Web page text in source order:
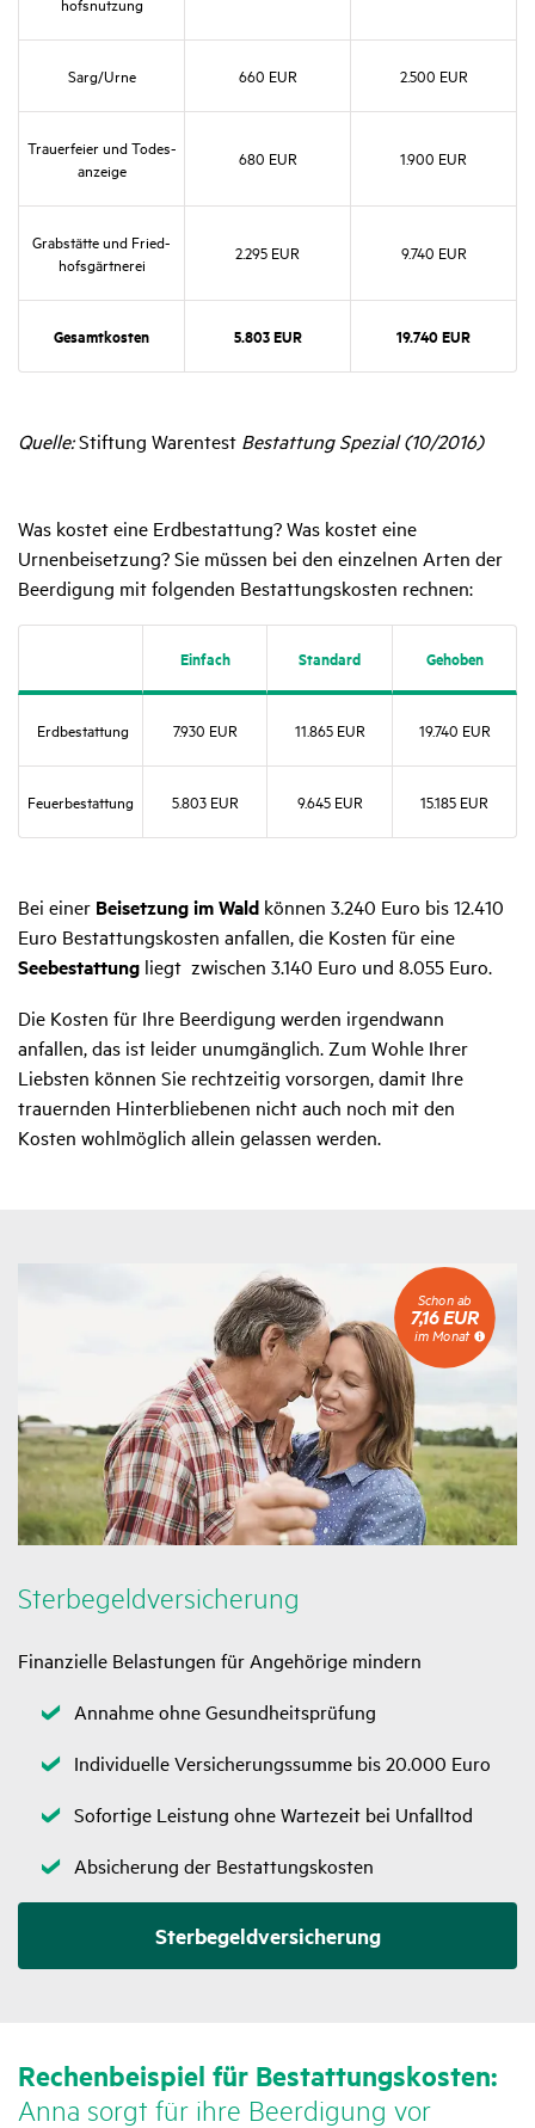
Sarg/​Urne 660 EUR 2.500 EUR
Trau­er­feier und Todes­
an­zeige
680 EUR 1.900 EUR
Grab­stätte und Fried­
hofs­gärt­nerei
2.295 EUR 9.740 EUR
Gesamt­kosten 5.803 EUR 19.740 EUR
Quelle:Stiftung Warentest Bestattung Spezial (10/2016)
Was kostet eine Erdbestattung? Was kostet eine
Urnenbeisetzung? Sie müssen bei den einzelnen Arten der
Beerdigung mit folgenden Bestattungskosten rechnen:
Einfach Stan­dard Gehoben
Erdbe­stat­tung 7.930 EUR 11.865 EUR 19.740 EUR
Feuer­be­stat­tung 5.803 EUR 9.645 EUR 15.185 EUR
Bei einer Beisetzung im Wald können 3.240 Euro bis 12.410
Euro Bestattungskosten anfallen, die Kosten für eine
Seebestattung liegt zwischen 3.140 Euro und 8.055 Euro.
Die Kosten für Ihre Beerdigung werden irgendwann
anfallen, das ist leider unumgänglich. Zum Wohle Ihrer
Liebsten können Sie rechtzeitig vorsorgen, damit Ihre
trauernden Hinterbliebenen nicht auch noch mit den
Kosten wohlmöglich allein gelassen werden.
Ster­be­geld­ver­si­che­rung
Finanzielle Belastungen für Angehörige mindern
Zutreffend
Annahme ohne Gesundheitsprüfung
Zutreffend
Individuelle Versicherungssumme bis 20.000 Euro
Zutreffend
Sofortige Leistung ohne Wartezeit bei Unfalltod
Zutreffend
Absicherung der Bestattungskosten
Sterbegeldversicherung
Schon
ab
7,16
EUR
im
Monat
Schon ab
7,16 EUR
im Monat
Rechen­bei­spiel für Bestat­tungs­kosten:
Anna sorgt für ihre Beer­di­gung vor